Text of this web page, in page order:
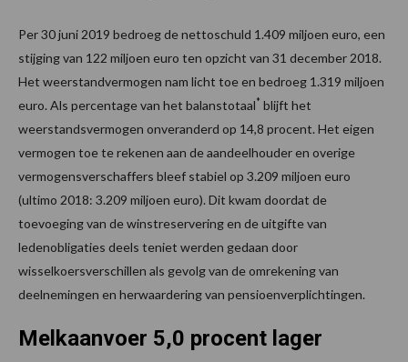
Per 30 juni 2019 bedroeg de nettoschuld 1.409 miljoen euro, een
stijging van 122 miljoen euro ten opzicht van 31 december 2018.
Het weerstandvermogen nam licht toe en bedroeg 1.319 miljoen
euro. Als percentage van het balanstotaal* blijft het
weerstandsvermogen onveranderd op 14,8 procent. Het eigen
vermogen toe te rekenen aan de aandeelhouder en overige
vermogensverschaffers bleef stabiel op 3.209 miljoen euro
(ultimo 2018: 3.209 miljoen euro). Dit kwam doordat de
toevoeging van de winstreservering en de uitgifte van
ledenobligaties deels teniet werden gedaan door
wisselkoersverschillen als gevolg van de omrekening van
deelnemingen en herwaardering van pensioenverplichtingen.
Melkaanvoer 5,0 procent lager